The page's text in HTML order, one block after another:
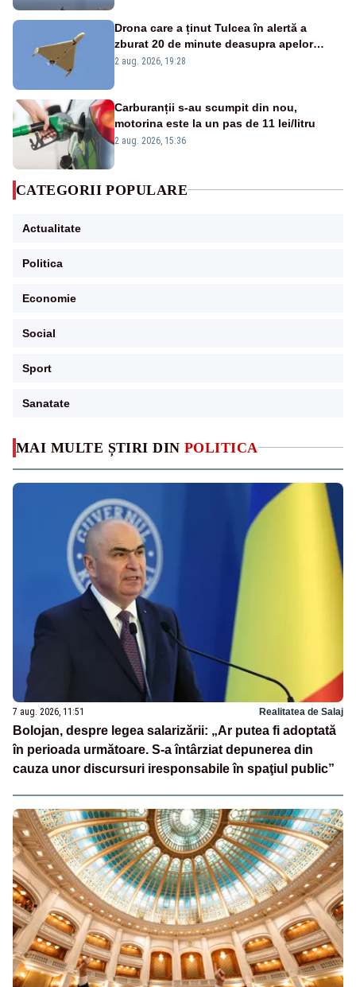
MAI MULTE ȘTIRI DIN POLITICA
7 aug. 2026, 11:51 Realitatea de Salaj
Bolojan, despre legea salarizării: „Ar putea fi adoptată
în perioada următoare. S-a întârziat depunerea din
cauza unor discursuri iresponsabile în spaţiul public”
Drona care a ținut Tulcea în alertă a
zburat 20 de minute deasupra apelor
României. Au fost ridicate două F-16
2 aug. 2026, 19:28
Carburanții s-au scumpit din nou,
motorina este la un pas de 11 lei/litru
2 aug. 2026, 15:36
CATEGORII POPULARE
Actualitate
Politica
Economie
Social
Sport
Sanatate